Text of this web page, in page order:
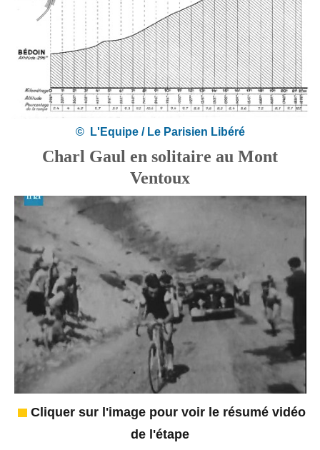
© L'Equipe / Le Parisien Libéré
Charl Gaul en solitaire au Mont
Ventoux
Cliquer sur l'image pour voir le résumé vidéo
de l'étape